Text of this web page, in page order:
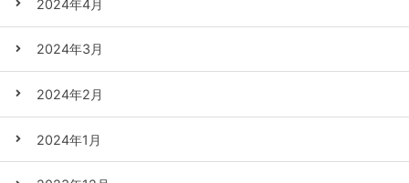
2024年4月
2024年3月
2024年2月
2024年1月